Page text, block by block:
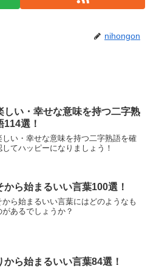
nihongon
しい・幸せな意味を持つ二字熟
114選！
しい・幸せな意味を持つ二字熟語を確
してハッピーになりましょう！
から始まるいい言葉100選！
から始まるいい言葉にはどのようなも
があるでしょうか？
から始まるいい言葉84選！